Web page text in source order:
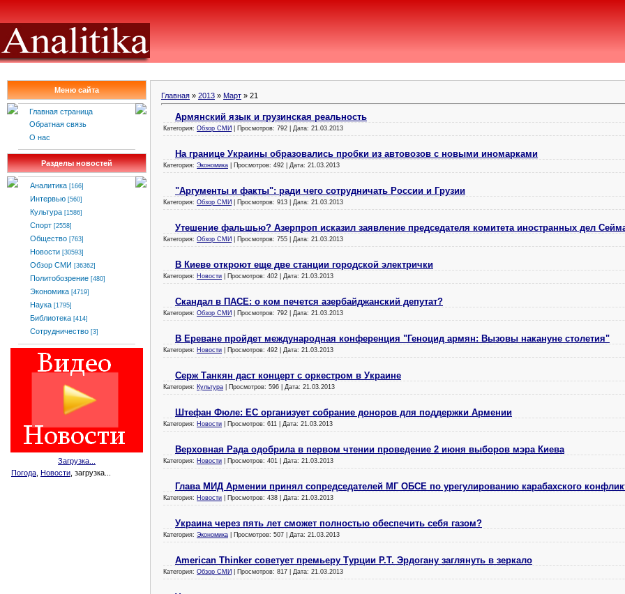
Меню сайта
Главная страница
Обратная связь
О нас
Разделы новостей
Аналитика [166]
Интервью [560]
Культура [1586]
Спорт [2558]
Общество [763]
Новости [30593]
Обзор СМИ [36362]
Политобозрение [480]
Экономика [4719]
Наука [1795]
Библиотека [414]
Сотрудничество [3]
Загрузка...
Погода Новости , загрузка...
Главная » 2013 » Март » 21
Армянский язык и грузинская реальность
Категория: Обзор СМИ | Просмотров: 792 | Дата: 21.03.2013
На границе Украины образовались пробки из автовозов с новыми иномарками
Категория: Экономика | Просмотров: 492 | Дата: 21.03.2013
"Аргументы и факты": ради чего сотрудничать России и Грузии
Категория: Обзор СМИ | Просмотров: 913 | Дата: 21.03.2013
Утешение фальшью? Азерпроп исказил заявление председателя комитета иностранных дел
Категория: Обзор СМИ | Просмотров: 755 | Дата: 21.03.2013
В Киеве откроют еще две станции городской электрички
Категория: Новости | Просмотров: 402 | Дата: 21.03.2013
Скандал в ПАСЕ: о ком печется азербайджанский депутат?
Категория: Обзор СМИ | Просмотров: 792 | Дата: 21.03.2013
В Ереване пройдет международная конференция "Геноцид армян: Вызовы накануне столетия"
Категория: Новости | Просмотров: 492 | Дата: 21.03.2013
Серж Танкян даст концерт с оркестром в Украине
Категория: Культура | Просмотров: 596 | Дата: 21.03.2013
Штефан Фюле: ЕС организует собрание доноров для поддержки Армении
Категория: Новости | Просмотров: 611 | Дата: 21.03.2013
Верховная Рада одобрила в первом чтении проведение 2 июня выборов мэра Киева
Категория: Новости | Просмотров: 401 | Дата: 21.03.2013
Глава МИД Армении принял сопредседателей МГ ОБСЕ по урегулированию карабахского
Категория: Новости | Просмотров: 438 | Дата: 21.03.2013
Украина через пять лет сможет полностью обеспечить себя газом?
Категория: Экономика | Просмотров: 507 | Дата: 21.03.2013
American Thinker советует премьеру Турции Р.Т. Эрдогану заглянуть в зеркало
Категория: Обзор СМИ | Просмотров: 817 | Дата: 21.03.2013